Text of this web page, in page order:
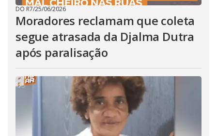
DO R7/25/06/2026
Moradores reclamam que coleta
segue atrasada da Djalma Dutra
após paralisação